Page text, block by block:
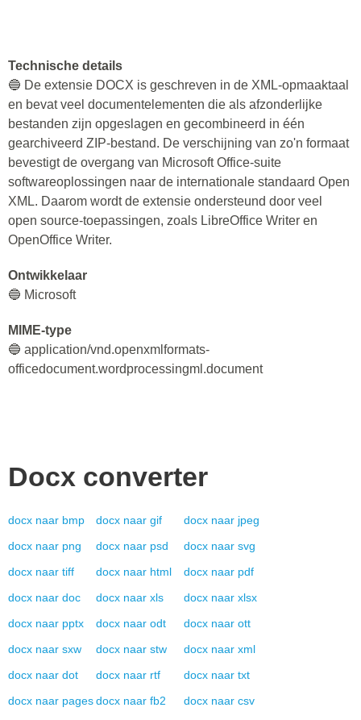
Technische details
🔵 De extensie DOCX is geschreven in de XML-opmaaktaal
en bevat veel documentelementen die als afzonderlijke
bestanden zijn opgeslagen en gecombineerd in één
gearchiveerd ZIP-bestand. De verschijning van zo'n formaat
bevestigt de overgang van Microsoft Office-suite
softwareoplossingen naar de internationale standaard Open
XML. Daarom wordt de extensie ondersteund door veel
open source-toepassingen, zoals LibreOffice Writer en
OpenOffice Writer.
Ontwikkelaar
🔵 Microsoft
MIME-type
🔵 application/vnd.openxmlformats-
officedocument.wordprocessingml.document
Docx converter
docx naar bmp docx naar gif docx naar jpeg
docx naar png docx naar psd docx naar svg
docx naar tiff docx naar html docx naar pdf
docx naar doc docx naar xls docx naar xlsx
docx naar pptx docx naar odt docx naar ott
docx naar sxw docx naar stw docx naar xml
docx naar dot docx naar rtf docx naar txt
docx naar pagesdocx naar fb2 docx naar csv